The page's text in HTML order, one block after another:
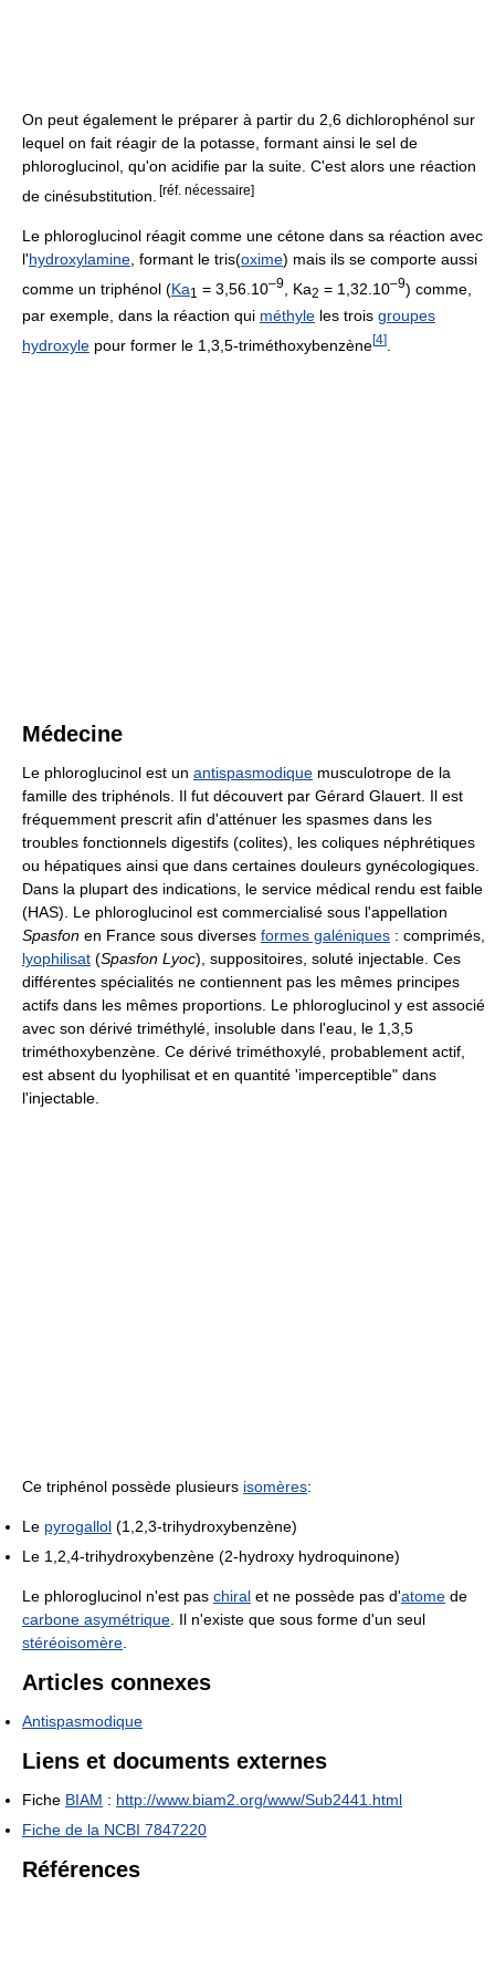
On peut également le préparer à partir du 2,6 dichlorophénol sur
lequel on fait réagir de la potasse, formant ainsi le sel de
phloroglucinol, qu'on acidifie par la suite. C'est alors une réaction
de cinésubstitution.
[réf. nécessaire]
Le phloroglucinol réagit comme une cétone dans sa réaction avec
l'hydroxylamine , formant le tris(oxime) mais ils se comporte aussi
comme un triphénol (Ka1 = 3,56.10–9 , Ka2 = 1,32.10–9) comme,
par exemple, dans la réaction qui méthyle les trois groupes
hydroxyle pour former le 1,3,5-triméthoxybenzène[4]
Médecine
Le phloroglucinol est un antispasmodique musculotrope de la
famille des triphénols. Il fut découvert par Gérard Glauert. Il est
fréquemment prescrit afin d'atténuer les spasmes dans les
troubles fonctionnels digestifs (colites), les coliques néphrétiques
ou hépatiques ainsi que dans certaines douleurs gynécologiques.
Dans la plupart des indications, le service médical rendu est faible
(HAS). Le phloroglucinol est commercialisé sous l'appellation
Spasfon en France sous diverses formes galéniques : comprimés,
lyophilisat (Spasfon Lyoc), suppositoires, soluté injectable. Ces
différentes spécialités ne contiennent pas les mêmes principes
actifs dans les mêmes proportions. Le phloroglucinol y est associé
avec son dérivé triméthylé, insoluble dans l'eau, le 1,3,5
triméthoxybenzène. Ce dérivé triméthoxylé, probablement actif,
est absent du lyophilisat et en quantité 'imperceptible" dans
l'injectable.
Ce triphénol possède plusieurs isomères:
Le pyrogallol (1,2,3-trihydroxybenzène)
Le 1,2,4-trihydroxybenzène (2-hydroxy hydroquinone)
Le phloroglucinol n'est pas chiral et ne possède pas d'atome de
carbone asymétrique . Il n'existe que sous forme d'un seul
stéréoisomère
Articles connexes
Antispasmodique
Liens et documents externes
Fiche BIAM : http://www.biam2.org/www/Sub2441.html
Fiche de la NCBI 7847220
Références